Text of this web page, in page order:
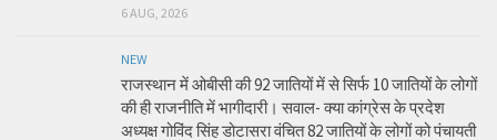
6 AUG, 2026
NEW
राजस्थान में ओबीसी की 92 जातियों में से सिर्फ 10 जातियों के लोगों
की ही राजनीति में भागीदारी। सवाल- क्या कांग्रेस के प्रदेश
अध्यक्ष गोविंद सिंह डोटासरा वंचित 82 जातियों के लोगों को पंचायती